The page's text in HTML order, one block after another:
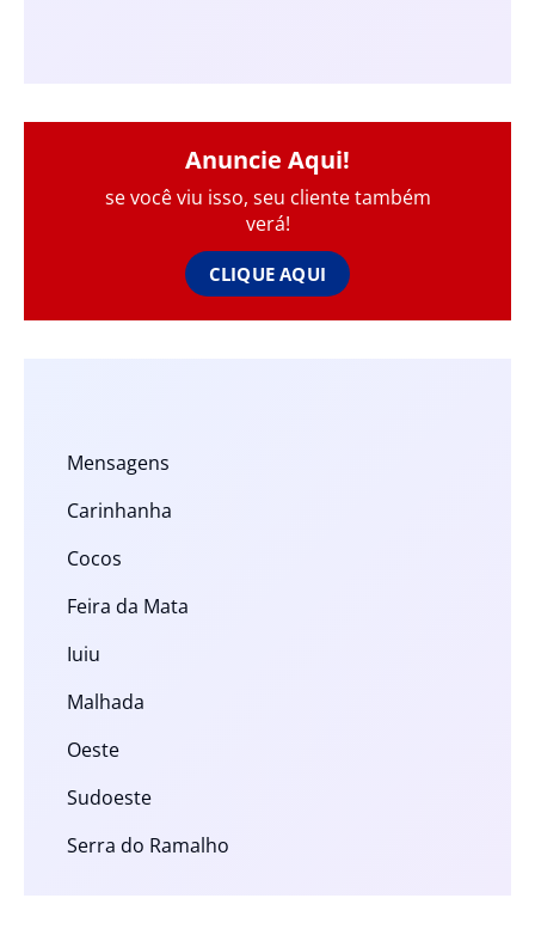
Anuncie Aqui!
se você viu isso, seu cliente também
verá!
CLIQUE AQUI
Mensagens
Carinhanha
Cocos
Feira da Mata
Iuiu
Malhada
Oeste
Sudoeste
Serra do Ramalho